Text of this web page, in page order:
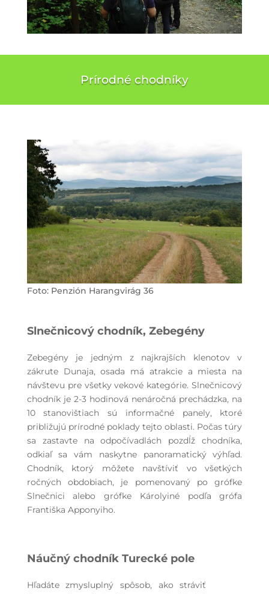
Prírodné chodníky
Foto: Penzión Harangvirág 36
Slnečnicový chodník, Zebegény
Zebegény je jedným z najkrajších klenotov v
zákrute Dunaja, osada má atrakcie a miesta na
návštevu pre všetky vekové kategórie. Slnečnicový
chodník je 2-3 hodinová nenáročná prechádzka, na
10 stanovištiach sú informačné panely, ktoré
približujú prírodné poklady tejto oblasti. Počas túry
sa zastavte na odpočívadlách pozdĺž chodníka,
odkiaľ sa vám naskytne panoramatický výhľad.
Chodník, ktorý môžete navštíviť vo všetkých
ročných obdobiach, je pomenovaný po grófke
Slnečnici alebo grófke Károlyiné podľa grófa
Františka Apponyiho.
Náučný chodník Turecké pole
Hľadáte zmysluplný spôsob, ako stráviť